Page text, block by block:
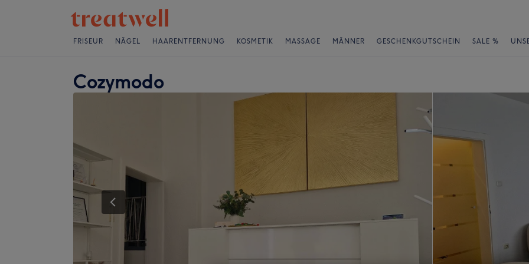
FRISEUR NÄGEL HAARENTFERNUNG KOSMETIK MASSAGE MÄNNER GESCHENKGUTSCHEIN SALE %
Cozymodo